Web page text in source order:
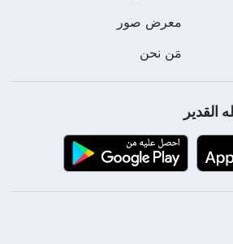
معرض صور
مَن نحن
القدير